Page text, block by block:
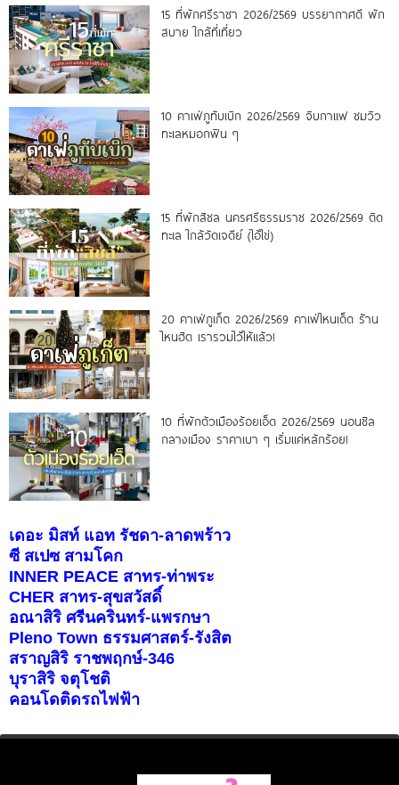
15 ที่พักศรีราชา 2026/2569 บรรยากาศดี พัก
สบาย ใกล้ที่เที่ยว
10 คาเฟ่ภูทับเบิก 2026/2569 จิบกาแฟ ชมวิว
ทะเลหมอกฟิน ๆ
15 ที่พักสิชล นครศรีธรรมราช 2026/2569 ติด
ทะเล ใกล้วัดเจดีย์ (ไอ้ไข่)
20 คาเฟ่ภูเก็ต 2026/2569 คาเฟ่ไหนเด็ด ร้าน
ไหนฮิต เรารวมไว้ให้แล้ว!
10 ที่พักตัวเมืองร้อยเอ็ด 2026/2569 นอนชิล
กลางเมือง ราคาเบา ๆ เริ่มแค่หลักร้อย!
เดอะ มิสท์ แอท รัชดา-ลาดพร้าว
ซี สเปซ สามโคก
INNER PEACE สาทร-ท่าพระ
CHER สาทร-สุขสวัสดิ์
อณาสิริ ศรีนครินทร์-แพรกษา
Pleno Town ธรรมศาสตร์-รังสิต
สราญสิริ ราชพฤกษ์-346
บุราสิริ จตุโชติ
คอนโดติดรถไฟฟ้า